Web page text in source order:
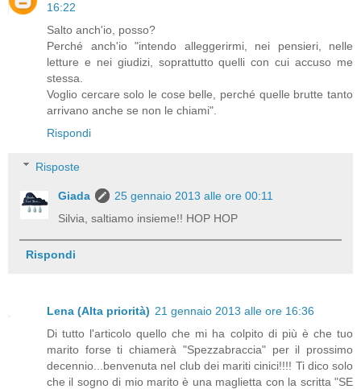
16:22
Salto anch'io, posso?
Perché anch'io "intendo alleggerirmi, nei pensieri, nelle
letture e nei giudizi, soprattutto quelli con cui accuso me
stessa.
Voglio cercare solo le cose belle, perché quelle brutte tanto
arrivano anche se non le chiami".
Rispondi
Risposte
Giada
25 gennaio 2013 alle ore 00:11
Silvia, saltiamo insieme!! HOP HOP
Rispondi
Lena (Alta priorità) 21 gennaio 2013 alle ore 16:36
Di tutto l'articolo quello che mi ha colpito di più è che tuo
marito forse ti chiamerà "Spezzabraccia" per il prossimo
decennio...benvenuta nel club dei mariti cinici!!!! Ti dico solo
che il sogno di mio marito è una maglietta con la scritta "SE